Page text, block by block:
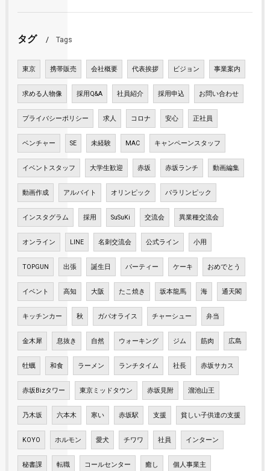
タグ Tags
東京 携帯販売 会社概要 代表挨拶 ビジョン 事業案内
求める人物像 採用Q&A 社員紹介 採用申込 お問い合わせ
プライバシーポリシー 求人 コロナ 安心 正社員
ベンチャー SE 未経験 MAC キャンペーンスタッフ
イベントスタッフ 大学生歓迎 赤坂 赤坂ランチ 動画編集
動画作成 アルバイト オリンピック パラリンピック
インスタグラム 採用 SuSuKi 交流会 異業種交流会
オンライン LINE 名刺交流会 公式ライン 小用
TOPGUN 出張 誕生日 パーティー ケーキ おめでとう
イベント 高知 大阪 たこ焼き 坂本龍馬 海 通天閣
キッチンカー 秋 ガパオライス チャーシュー 弁当
金木犀 息抜き 自然 ウォーキング ジム 筋肉 広島
牡蠣 和食 ラーメン ランチタイム 社長 赤坂サカス
赤坂Bizタワー 東京ミッドタウン 赤坂見附 溜池山王
乃木坂 六本木 寒い 赤坂駅 支援 貧しい子供達の支援
KOYO ホルモン 愛犬 チワワ 社員 インターン
秘書課 転職 コールセンター 癒し 個人事業主